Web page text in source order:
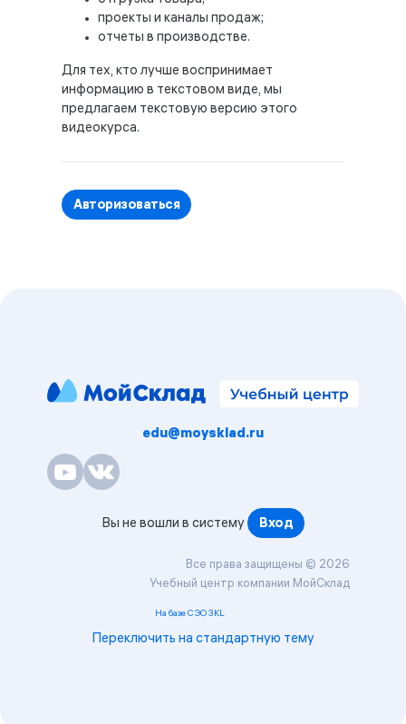
проекты и каналы продаж;
отчеты в производстве.
Для тех, кто лучше воспринимает
информацию в текстовом виде, мы
предлагаем текстовую версию этого
видеокурса.
Авторизоваться
edu@moysklad.ru
Вы не вошли в систему Вход
Все права защищены © 2026
Учебный центр компании МойСклад
На базе СЭО 3KL
Переключить на стандартную тему